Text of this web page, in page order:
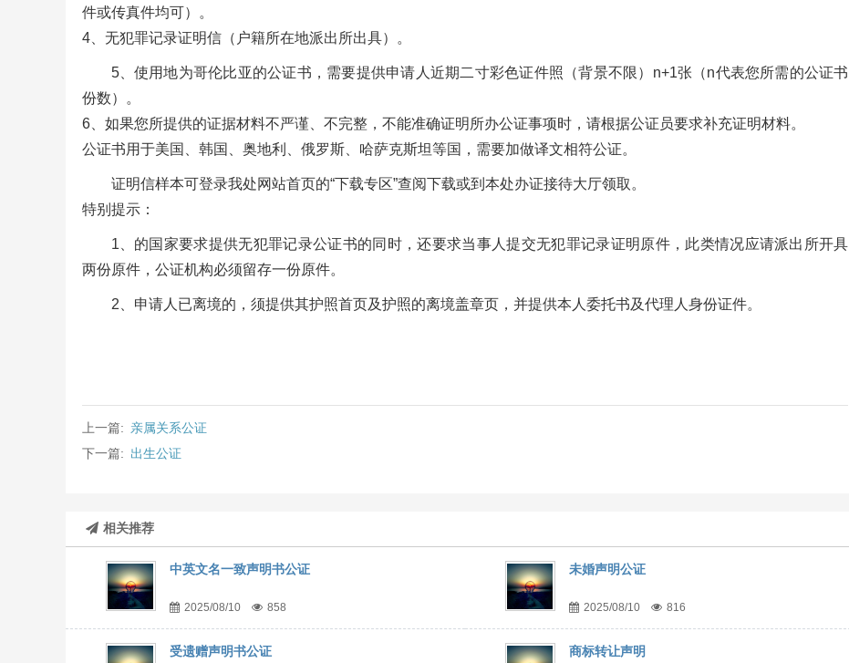
件或传真件均可）。
4、无犯罪记录证明信（户籍所在地派出所出具）。
5、使用地为哥伦比亚的公证书，需要提供申请人近期二寸彩色证件照（背景不限）n+1张（n代表您所需的公证书
份数）。
6、如果您所提供的证据材料不严谨、不完整，不能准确证明所办公证事项时，请根据公证员要求补充证明材料。
公证书用于美国、韩国、奥地利、俄罗斯、哈萨克斯坦等国，需要加做译文相符公证。
证明信样本可登录我处网站首页的“下载专区”查阅下载或到本处办证接待大厅领取。
特别提示：
1、的国家要求提供无犯罪记录公证书的同时，还要求当事人提交无犯罪记录证明原件，此类情况应请派出所开具
两份原件，公证机构必须留存一份原件。
2、申请人已离境的，须提供其护照首页及护照的离境盖章页，并提供本人委托书及代理人身份证件。
上一篇: 亲属关系公证
下一篇: 出生公证
相关推荐
中英文名一致声明书公证
2025/08/10 858
未婚声明公证
2025/08/10 816
受遗赠声明书公证 商标转让声明